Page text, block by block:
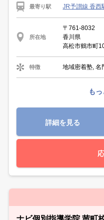
最寄り駅 JR予讃線 香西
所在地
〒761-8032
香川県
高松市鶴市町
特徴 地域密着塾, 名
も
詳細を見る